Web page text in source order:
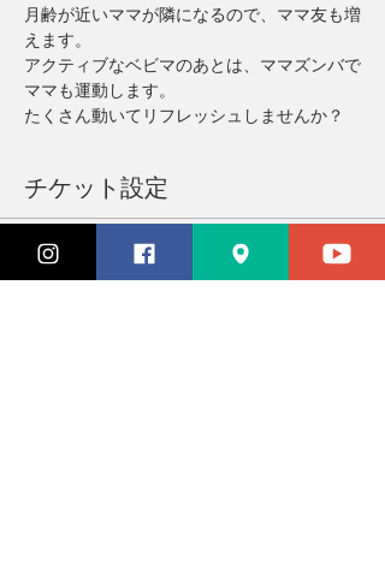
月齢が近いママが隣になるので、ママ友も増
えます。
アクティブなベビマのあとは、ママズンバで
ママも運動します。
たくさん動いてリフレッシュしませんか？
チケット設定
完売